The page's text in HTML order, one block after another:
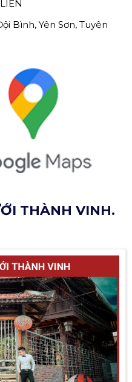
Bình, Yên Sơn, Tuyên
THÀNH VINH.